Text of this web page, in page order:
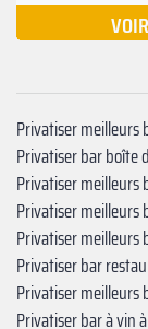
VOIR
Privatiser meilleurs
Privatiser bar boîte
Privatiser meilleurs
Privatiser meilleurs
Privatiser meilleurs
Privatiser bar
Privatiser meilleurs
Privatiser bar à vin